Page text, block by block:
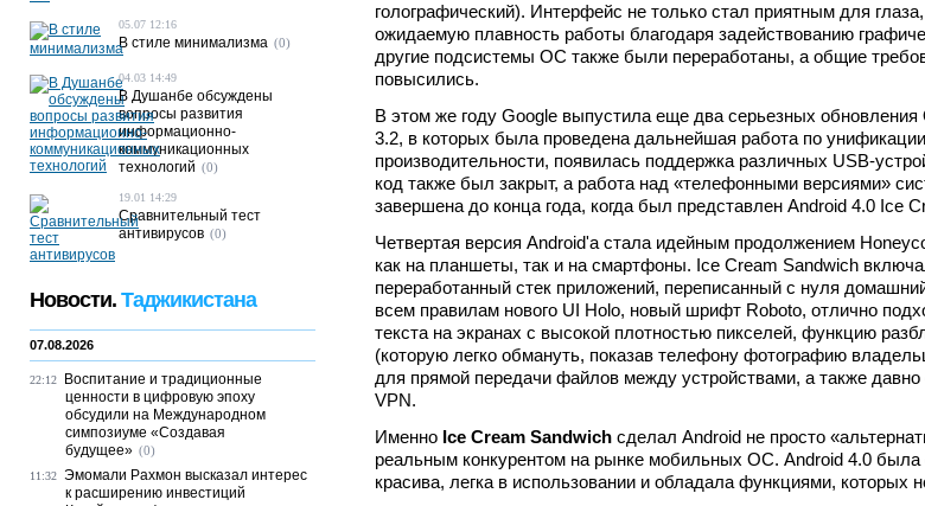
голографический). Интерфейс не только стал приятным для
ожидаемую плавность работы благодаря задействованию
другие подсистемы ОС также были переработаны, а общие
повысились.
В этом же году Google выпустила еще два серьезных
3.2, в которых была проведена дальнейшая работа по
производительности, появилась поддержка различных USB-
код также был закрыт, а работа над «телефонными версиями»
завершена до конца года, когда был представлен Android 4.0 Ice
Четвертая версия Android'a стала идейным продолжением
как на планшеты, так и на смартфоны. Ice Cream Sandwich
переработанный стек приложений, переписанный с нуля
всем правилам нового UI Holo, новый шрифт Roboto, отлично
текста на экранах с высокой плотностью пикселей, функцию
(которую легко обмануть, показав телефону фотографию
для прямой передачи файлов между устройствами, а также
VPN.
Именно Ice Cream Sandwich сделал Android не просто
реальным конкурентом на рынке мобильных ОС. Android 4.0
красива, легка в использовании и обладала функциями, которых
05.07 12:16
В стиле минимализма (0)
04.03 14:49
В Душанбе обсуждены
вопросы развития
информационно-
коммуникационных
технологий (0)
19.01 14:29
Сравнительный тест
антивирусов (0)
Новости. Таджикистана
07.08.2026
22:12
Воспитание и традиционные
ценности в цифровую эпоху
обсудили на Международном
симпозиуме «Создавая
будущее» (0)
11:32 Эмомали Рахмон высказал интерес
к расширению инвестиций